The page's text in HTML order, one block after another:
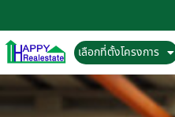
เลือกที่ตั้งโครงการ